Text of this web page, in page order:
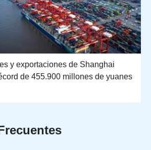
y exportaciones de Shanghai
de 455.900 millones de yuanes